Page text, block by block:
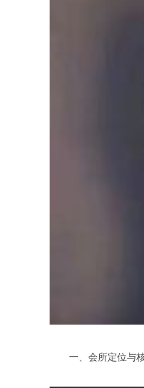
一、会所定位与核